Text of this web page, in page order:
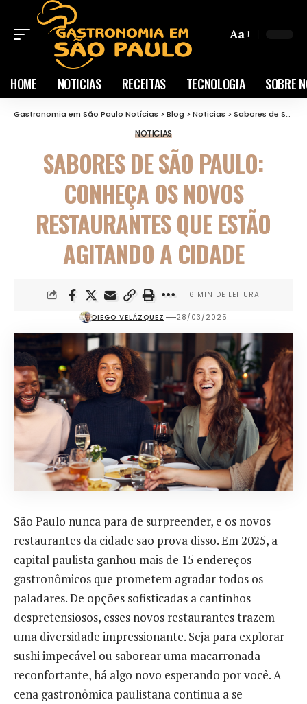
Aa
HOME NOTICIAS RECEITAS TECNOLOGIA SOBRE
Gastronomia em São Paulo Notícias >Blog >Noticias >Sabores de São Paulo: Conheça os Novos Restaurantes que Estão Agitando a Cidade
NOTICIAS
SABORES DE SÃO PAULO:
CONHEÇA OS NOVOS
RESTAURANTES QUE ESTÃO
AGITANDO A CIDADE
DIEGO VELÁZQUEZ 28/03/2025
6 MIN DE LEITURA
São Paulo nunca para de surpreender, e os novos
restaurantes da cidade são prova disso. Em 2025, a
capital paulista ganhou mais de 15 endereços
gastronômicos que prometem agradar todos os
paladares. De opções sofisticadas a cantinhos
despretensiosos, esses novos restaurantes trazem
uma diversidade impressionante. Seja para explorar
sushi impecável ou saborear uma macarronada
reconfortante, há algo novo esperando por você. A
cena gastronômica paulistana continua a se